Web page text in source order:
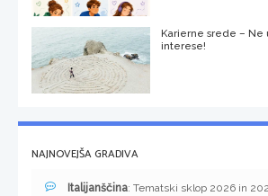
Karierne srede – Ne
interese!
NAJNOVEJŠA GRADIVA
Italijanščina: Tematski sklop 2026 in